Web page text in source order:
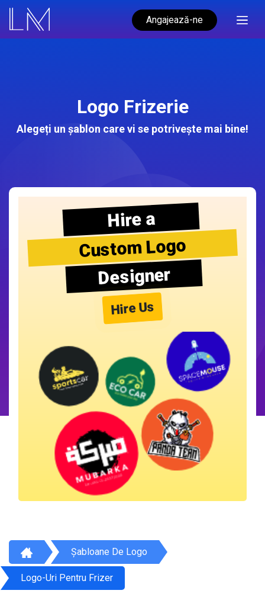
Angajează-ne
Logo Frizerie
Alegeți un șablon care vi se potrivește mai bine!
Hire a
Custom Logo
Designer
Hire Us
Șabloane De Logo
Logo-Uri Pentru Frizer